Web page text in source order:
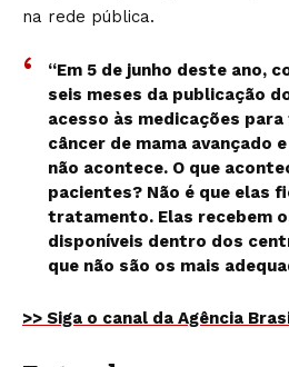
na rede pública.
“Em 5 de junho deste ano,
seis meses da publicação
acesso às medicações
câncer de mama avançado
não acontece. O que
pacientes? Não é que elas
tratamento. Elas recebem
disponíveis dentro dos
que não são os mais
>> Siga o canal da Agência